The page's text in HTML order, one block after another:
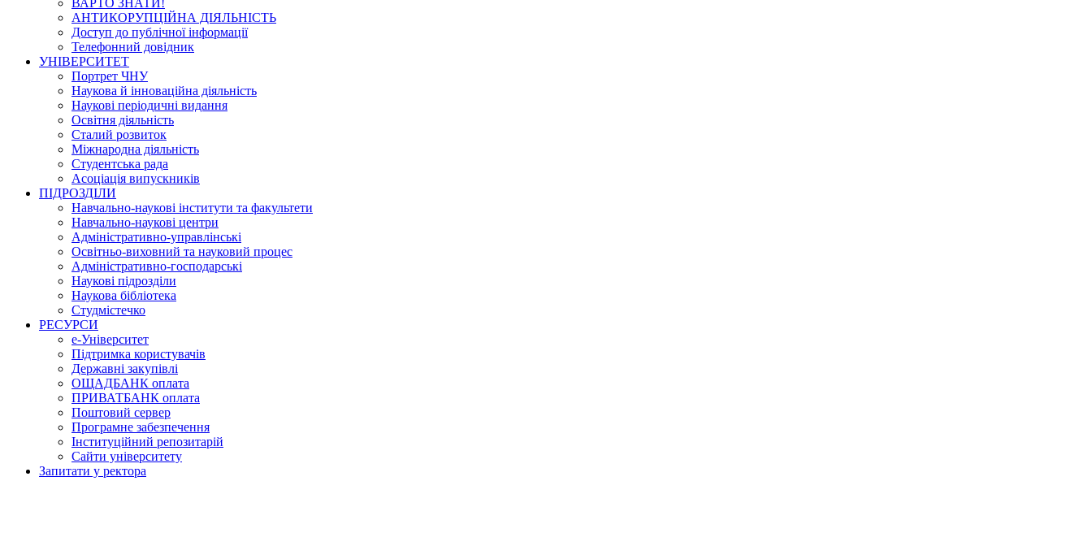
ВАРТО ЗНАТИ!
АНТИКОРУПЦІЙНА ДІЯЛЬНІСТЬ
Доступ до публічної інформації
Телефонний довідник
УНІВЕРСИТЕТ
Портрет ЧНУ
Наукова й інноваційна діяльність
Наукові періодичні видання
Освітня діяльність
Сталий розвиток
Міжнародна діяльність
Студентська рада
Асоціація випускників
ПІДРОЗДІЛИ
Навчально-наукові інститути та факультети
Навчально-наукові центри
Адміністративно-управлінські
Освітньо-виховний та науковий процес
Адміністративно-господарські
Наукові підрозділи
Наукова бібліотека
Студмістечко
РЕСУРСИ
е-Університет
Підтримка користувачів
Державні закупівлі
ОЩАДБАНК оплата
ПРИВАТБАНК оплата
Поштовий сервер
Програмне забезпечення
Інституційний репозитарій
Сайти університету
Запитати у ректора